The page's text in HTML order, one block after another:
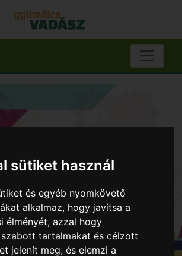
sütiket használ
és egyéb nyomkövető
alkalmaz, hogy javítsa a
élményét, azzal hogy
szabott tartalmakat és célzott
jelenít meg, és elemzi a